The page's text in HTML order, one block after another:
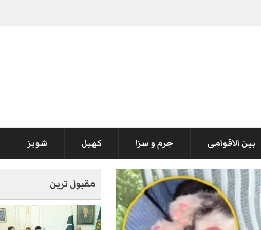
گے، جنہیں سسٹم کولیپس نظر آرہا ہے
بین الاقوامی جرم و سزا کھیل شوبز
مقبول ترین